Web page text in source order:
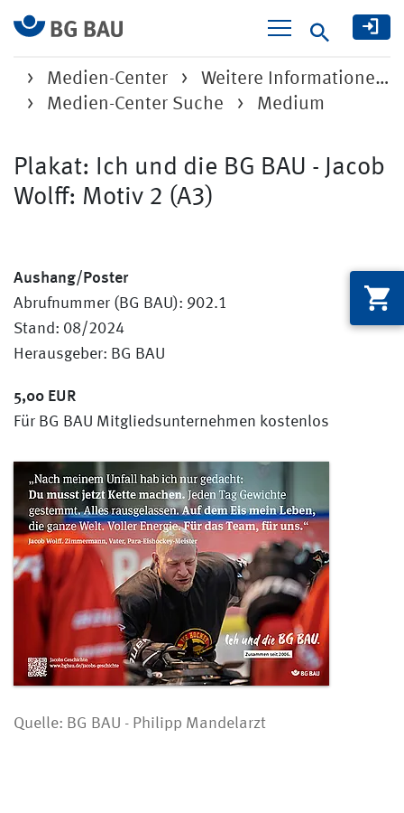
Suche
Medien-Center
Weitere Informatione…
Medien-Center Suche
Medium
Plakat: Ich und die BG BAU - Jacob
Wolff: Motiv 2 (A3)
Aushang/Poster
Abrufnummer (BG BAU): 902.1
Stand: 08/2024
Herausgeber: BG BAU
5,00 EUR
Für BG BAU Mitgliedsunternehmen kostenlos
Quelle: BG BAU - Philipp Mandelarzt